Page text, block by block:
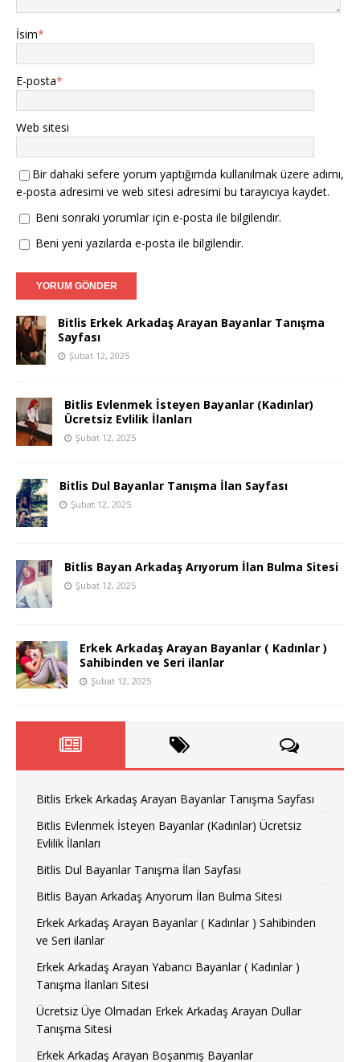
İsim*
E-posta*
Web sitesi
Bir dahaki sefere yorum yaptığımda kullanılmak üzere adımı,
e-posta adresimi ve web sitesi adresimi bu tarayıcıya kaydet.
Beni sonraki yorumlar için e-posta ile bilgilendir.
Beni yeni yazılarda e-posta ile bilgilendir.
Bitlis Erkek Arkadaş Arayan Bayanlar Tanışma
Sayfası
Şubat 12, 2025
Bitlis Evlenmek İsteyen Bayanlar (Kadınlar)
Ücretsiz Evlilik İlanları
Şubat 12, 2025
Bitlis Dul Bayanlar Tanışma İlan Sayfası
Şubat 12, 2025
Bitlis Bayan Arkadaş Arıyorum İlan Bulma Sitesi
Şubat 12, 2025
Erkek Arkadaş Arayan Bayanlar ( Kadınlar )
Sahibinden ve Seri ilanlar
Şubat 12, 2025
Bitlis Erkek Arkadaş Arayan Bayanlar Tanışma Sayfası
Bitlis Evlenmek İsteyen Bayanlar (Kadınlar) Ücretsiz
Evlilik İlanları
Bitlis Dul Bayanlar Tanışma İlan Sayfası
Bitlis Bayan Arkadaş Arıyorum İlan Bulma Sitesi
Erkek Arkadaş Arayan Bayanlar ( Kadınlar ) Sahibinden
ve Seri ilanlar
Erkek Arkadaş Arayan Yabancı Bayanlar ( Kadınlar )
Tanışma İlanları Sitesi
Ücretsiz Üye Olmadan Erkek Arkadaş Arayan Dullar
Tanışma Sitesi
Erkek Arkadaş Arayan Boşanmış Bayanlar